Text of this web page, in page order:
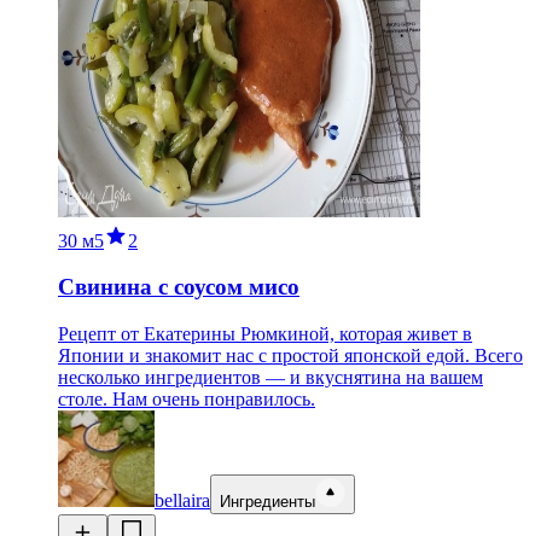
30 м5 2
Свинина с соусом мисо
Рецепт от Екатерины Рюмкиной, которая живет в
Японии и знакомит нас с простой японской едой. Всего
несколько ингредиентов — и вкуснятина на вашем
столе. Нам очень понравилось.
bellaira Ингредиенты